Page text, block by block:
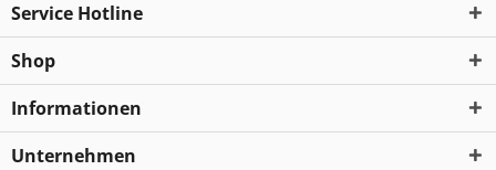
Service Hotline
Shop
Informationen
Unternehmen